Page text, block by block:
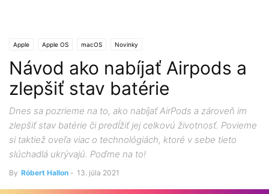
Apple Apple OS macOS Novinky
Návod ako nabíjať Airpods a
zlepšiť stav batérie
Dnes sa pozrieme na to, ako nabíjať AirPods a zároveň im
zlepšiť stav batérie či predĺžiť jej celkovú životnosť. Povieme
si taktiež oveľa viac o technológiách, ktoré v sebe tieto
slúchadlá ukrývajú. Poďme na to!
By Róbert Hallon - 13. júla 2021